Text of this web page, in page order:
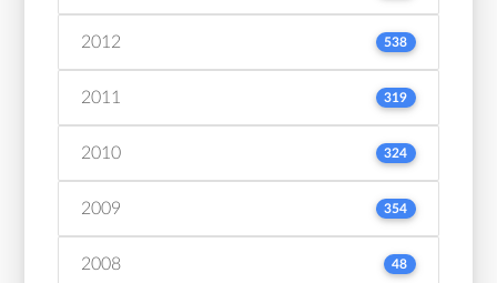
2012 538
2011 319
2010 324
2009 354
2008 48